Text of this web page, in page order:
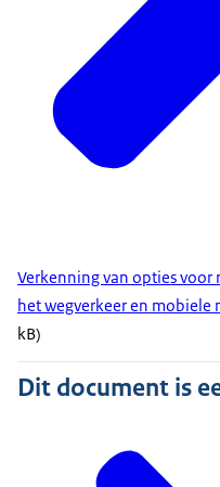
Verkenning van opties voor
het wegverkeer en mobiele
kB)
Dit document is